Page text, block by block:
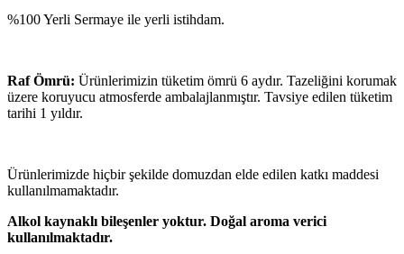
%100 Yerli Sermaye ile yerli istihdam.
Raf Ömrü: Ürünlerimizin tüketim ömrü 6 aydır. Tazeliğini korumak
üzere koruyucu atmosferde ambalajlanmıştır. Tavsiye edilen tüketim
tarihi 1 yıldır.
Ürünlerimizde hiçbir şekilde domuzdan elde edilen katkı maddesi
kullanılmamaktadır.
Alkol kaynaklı bileşenler yoktur. Doğal aroma verici
kullanılmaktadır.